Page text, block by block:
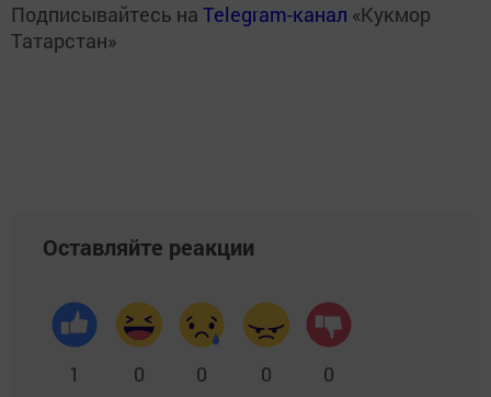
Подписывайтесь на Telegram-канал «Кукмор
Татарстан»
Оставляйте реакции
1 0 0 0 0